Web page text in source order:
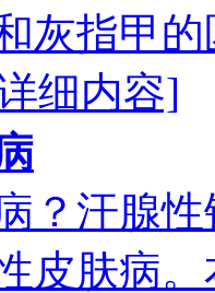
灰指甲
细内容]
？汗腺
皮肤病